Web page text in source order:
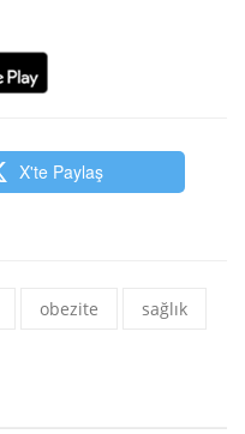
X'te Paylaş
obezite sağlık